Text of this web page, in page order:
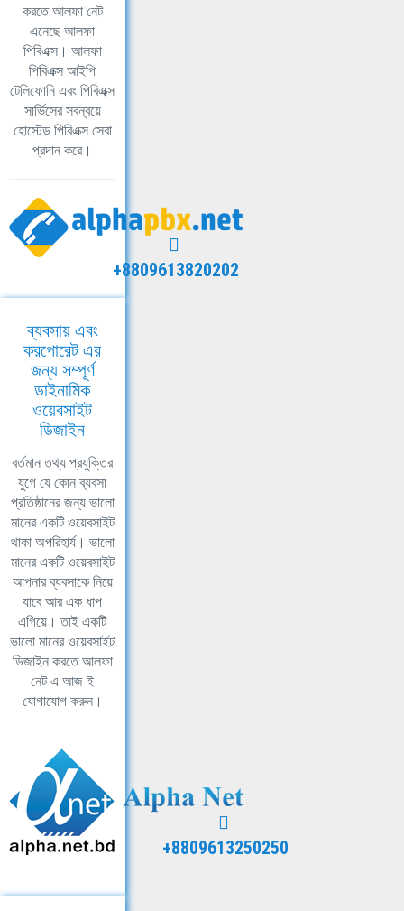
করতে আলফা নেট
এনেছে আলফা
পিবিএক্স। আলফা
পিবিএক্স আইপি
টেলিফোনি এবং পিবিএক্স
সার্ভিসের সবন্বয়ে
হোস্টেড পিবিএক্স সেবা
প্রদান করে।
+8809613820202
ব্যবসায় এবং
করপোরেট এর
জন্য সম্পূর্ণ
ডাইনামিক
ওয়েবসাইট
ডিজাইন
বর্তমান তথ্য প্রযুক্তির
যুগে যে কোন ব্যবসা
প্রতিষ্ঠানের জন্য ভালো
মানের একটি ওয়েবসাইট
থাকা অপরিহার্য। ভালো
মানের একটি ওয়েবসাইট
আপনার ব্যবসাকে নিয়ে
যাবে আর এক ধাপ
এগিয়ে। তাই একটি
ভালো মানের ওয়েবসাইট
ডিজাইন করতে আলফা
নেট এ আজ ই
যোগাযোগ করুন।
+8809613250250